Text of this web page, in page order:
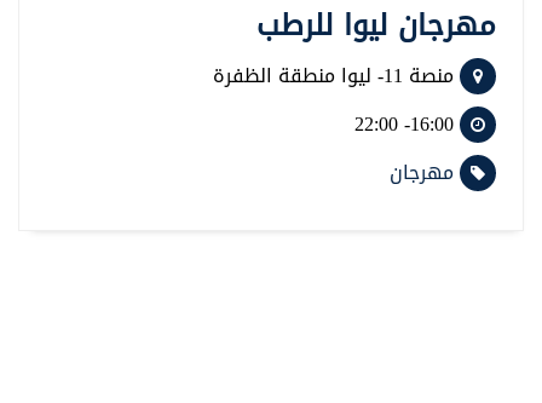
مهرجان ليوا للرطب
مهرجان